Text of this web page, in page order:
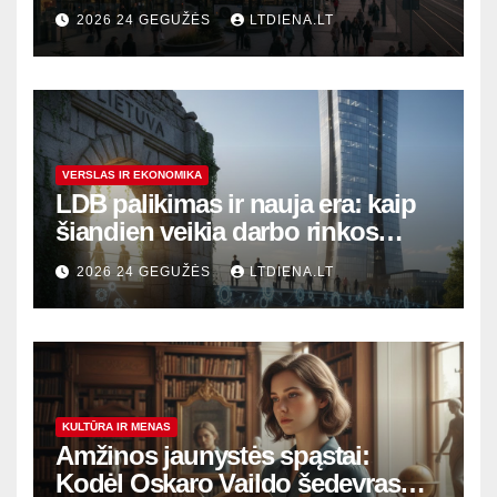
modernūs vartai į laikinąją
sostinę
2026 24 GEGUŽĖS LTDIENA.LT
VERSLAS IR EKONOMIKA
LDB palikimas ir nauja era: kaip
šiandien veikia darbo rinkos
variklis Lietuvoje?
2026 24 GEGUŽĖS LTDIENA.LT
KULTŪRA IR MENAS
Amžinos jaunystės spąstai:
Kodėl Oskaro Vaildo šedevras